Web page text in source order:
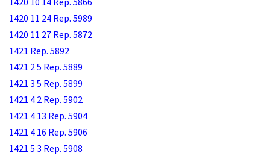
1420 11 24 Rep. 5989
1420 11 27 Rep. 5872
1421 Rep. 5892
1421 2 5 Rep. 5889
1421 3 5 Rep. 5899
1421 4 2 Rep. 5902
1421 4 13 Rep. 5904
1421 4 16 Rep. 5906
1421 5 3 Rep. 5908